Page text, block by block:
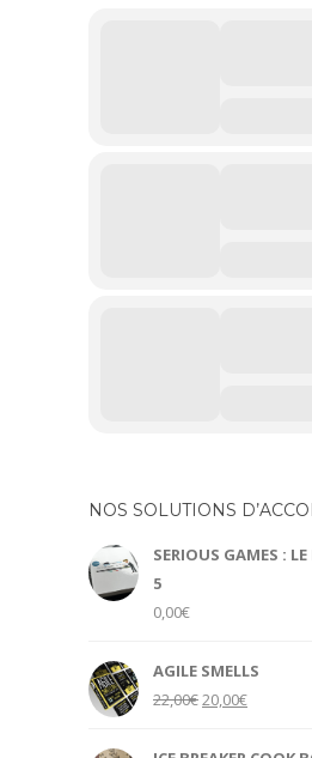
NOS SOLUTIONS
SERIOUS GAMES :
5
0,00€
AGILE SMELLS
22,00€ Original
20,00€Current